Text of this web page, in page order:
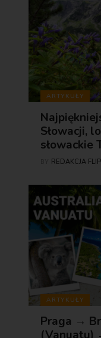
ARTYKUŁY
Słowacji,
słowackie
REDAKCJA
ARTYKUŁY
Praga →